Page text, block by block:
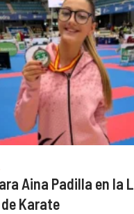
Aina Padilla en la
Karate